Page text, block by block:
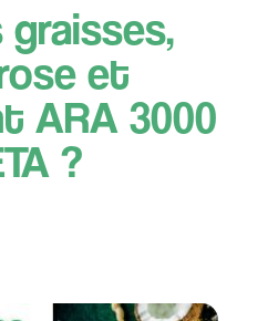
graisses,
et
ARA 3000
?